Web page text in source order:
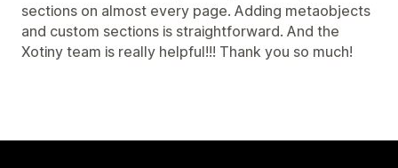
sections on almost every page. Adding metaobjects
and custom sections is straightforward. And the
Xotiny team is really helpful!!! Thank you so much!